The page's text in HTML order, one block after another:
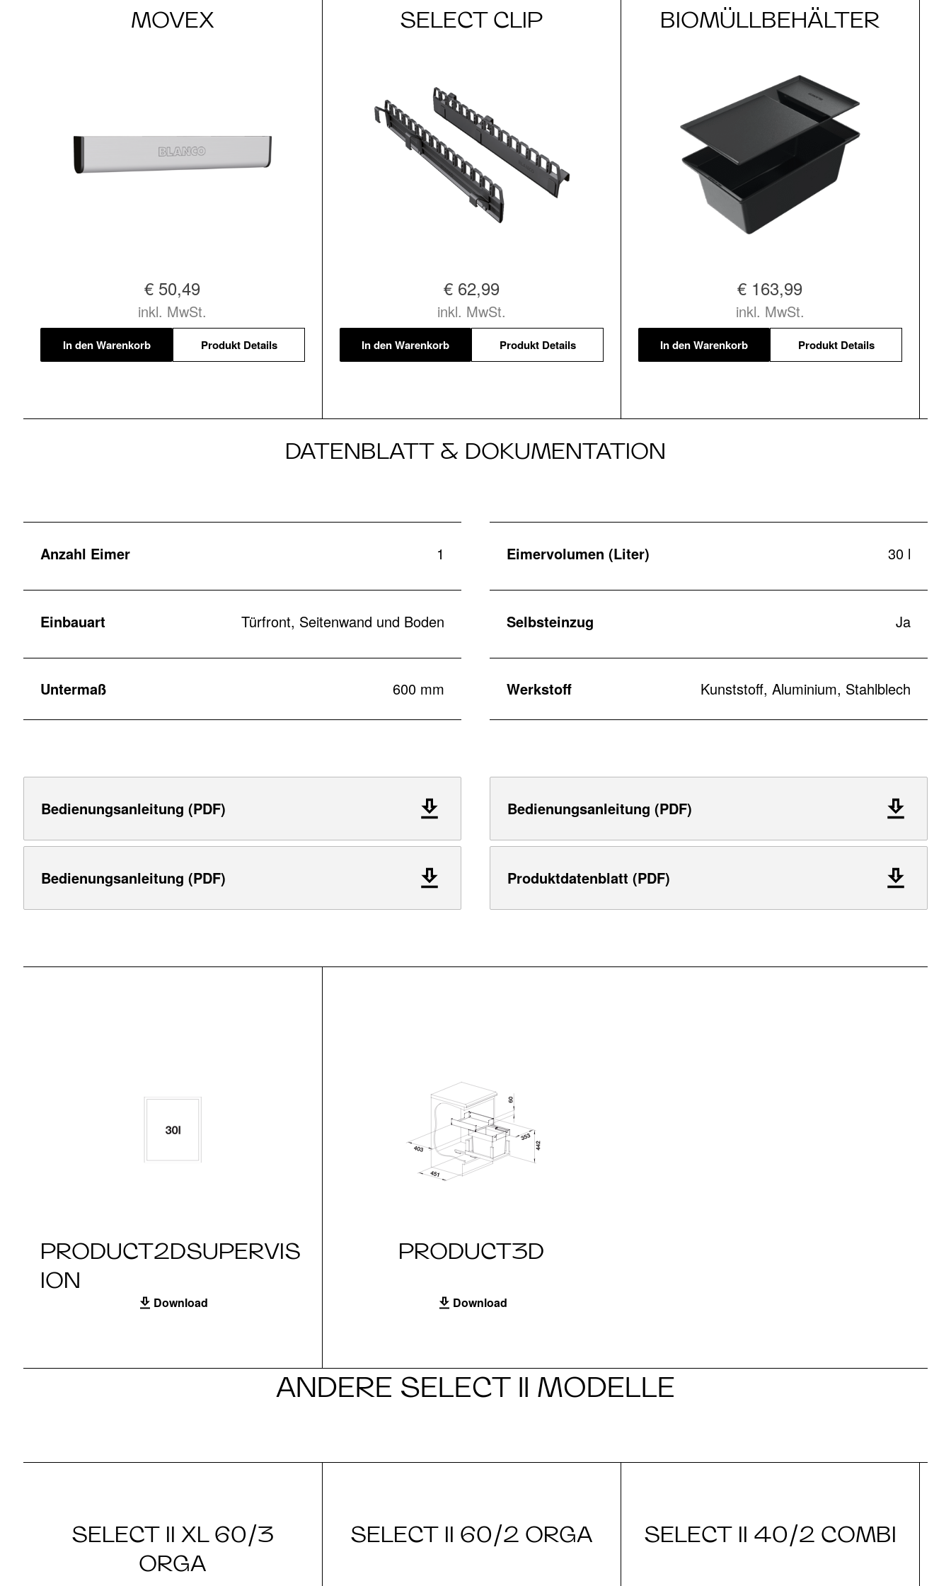
MOVEX
€ 50,49
inkl. MwSt.
In den Warenkorb Produkt Details
SELECT CLIP
€ 62,99
inkl. MwSt.
In den Warenkorb Produkt Details
BIOMÜLLBEHÄLTER
€ 163,99
inkl. MwSt.
In den Warenkorb Produkt Details
DATENBLATT & DOKUMENTATION
Anzahl Eimer 1 Eimervolumen (Liter) 30 l
Einbauart Türfront, Seitenwand und Boden Selbsteinzug Ja
Untermaß 600 mm Werkstoff Kunststoff, Aluminium, Stahlblech
Bedienungsanleitung (PDF) Bedienungsanleitung (PDF)
Bedienungsanleitung (PDF) Produktdatenblatt (PDF)
PRODUCT2DSUPERVIS
ION
Download
PRODUCT3D
Download
ANDERE SELECT II MODELLE
SELECT II XL 60/3
ORGA
SELECT II 60/2 ORGA SELECT II 40/2 COMBI